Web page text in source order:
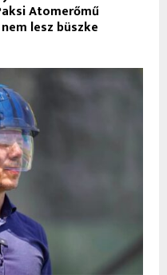
Atomerőmű
lesz büszke